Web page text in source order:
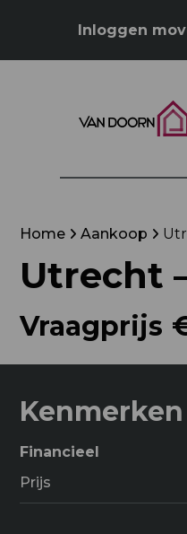
Inloggen
Home Aankoop
Utrecht
Vraagprijs
Kenmerken
Financieel
Prijs